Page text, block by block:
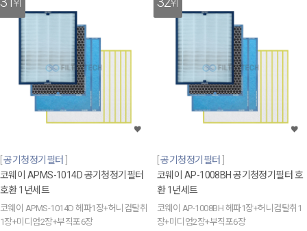
위
공기청정기필터
코웨이 APMS-1014D 공기청정기필터
호환 1년세트
코웨이 APMS-1014D 헤파1장+허니컴탈취
1장+미디엄2장+부직포6장
위
공기청정기필터
코웨이 AP-1008BH 공기청정기필터 호
환 1년세트
코웨이 AP-1008BH 헤파1장+허니컴탈취1
장+미디엄2장+부직포6장